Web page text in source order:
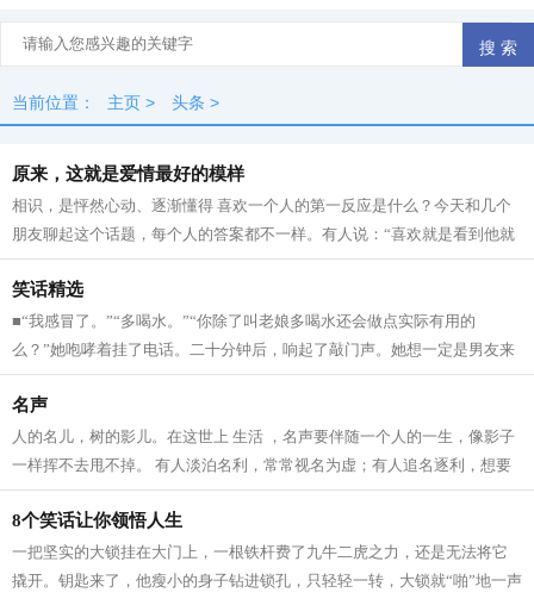
当前位置： 主页 > 头条 >
原来，这就是爱情最好的模样
相识，是怦然心动、逐渐懂得 喜欢一个人的第一反应是什么？今天和几个
朋友聊起这个话题，每个人的答案都不一样。有人说：“喜欢就是看到他就
满眼冒星星，觉得他哪哪都好。”还...
笑话精选
■“我感冒了。”“多喝水。”“你除了叫老娘多喝水还会做点实际有用的
么？”她咆哮着挂了电话。二十分钟后，响起了敲门声。她想一定是男友来
了，男人这玩意儿，不给点儿厉害...
名声
人的名儿，树的影儿。在这世上 生活 ，名声要伴随一个人的一生，像影子
一样挥不去甩不掉。 有人淡泊名利，常常视名为虚；有人追名逐利，想要
盛名于世。殊不知，这盛名虚名之间...
8个笑话让你领悟人生
一把坚实的大锁挂在大门上，一根铁杆费了九牛二虎之力，还是无法将它
撬开。钥匙来了，他瘦小的身子钻进锁孔，只轻轻一转，大锁就“啪”地一声